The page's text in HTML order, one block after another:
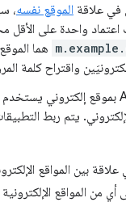
في علاقة الموقع نفسه
اعتماد واحدة على
واقتراح كلمة
علاقة بين المواقع
من المواقع